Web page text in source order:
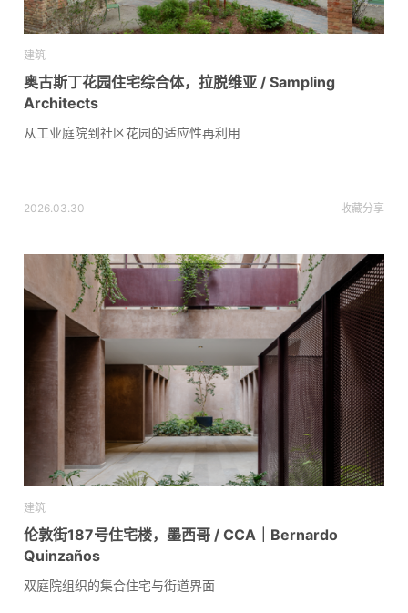
建筑
奥古斯丁花园住宅综合体，拉脱维亚 / Sampling
Architects
从工业庭院到社区花园的适应性再利用
2026.03.30 收藏分享
建筑
伦敦街187号住宅楼，墨西哥 / CCA｜Bernardo
Quinzaños
双庭院组织的集合住宅与街道界面